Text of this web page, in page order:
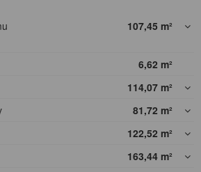
107,45 m²
6,62 m²
114,07 m²
81,72 m²
122,52 m²
163,44 m²